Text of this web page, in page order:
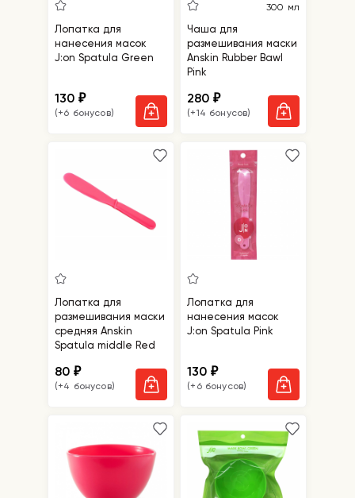
Лопатка для
нанесения масок
J:on Spatula Green
130₽
(+6 бонусов)
300 мл
Чаша для
размешивания маски
Anskin Rubber Bawl
Pink
280₽
(+14 бонусов)
Лопатка для
размешивания маски
средняя Anskin
Spatula middle Red
80₽
(+4 бонусов)
Лопатка для
нанесения масок
J:on Spatula Pink
130₽
(+6 бонусов)